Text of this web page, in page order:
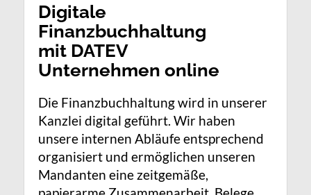
Digitale
Finanzbuchhaltung
mit DATEV
Unternehmen online
Die Finanzbuchhaltung wird in unserer
Kanzlei digital geführt. Wir haben
unsere internen Abläufe entsprechend
organisiert und ermöglichen unseren
Mandanten eine zeitgemäße,